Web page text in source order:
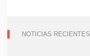
NOTICIAS RECIENTES